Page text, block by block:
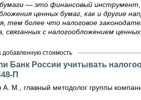
— это финансовый
ценных бумаг, как и другие
тем более что налоговое
связанных с налогообложением
добавленную стоимость
Банк России учитывать
П
А. М., главный методолог группы